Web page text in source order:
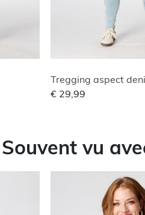
Tregging aspect
€ 29,99
Souvent vu